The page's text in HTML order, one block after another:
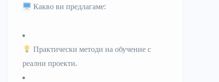
Какво ви предлагаме:
Практически методи на обучение с
реални проекти.